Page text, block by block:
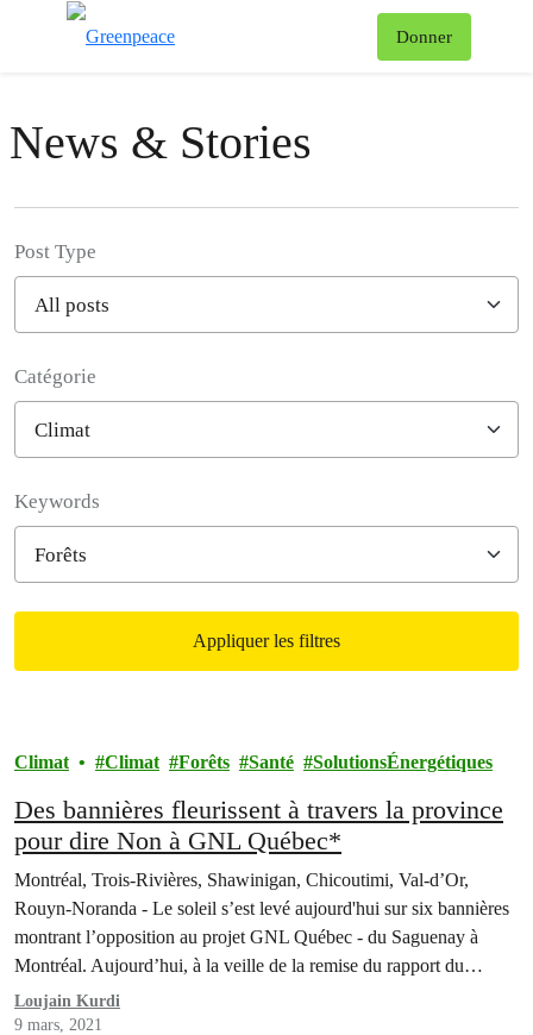
Donner
News & Stories
Post Type
Catégorie
Keywords
Appliquer les filtres
Climat Climat Forêts Santé SolutionsÉnergétiques
Des bannières fleurissent à travers la province
pour dire Non à GNL Québec*
Montréal, Trois-Rivières, Shawinigan, Chicoutimi, Val-d’Or,
Rouyn-Noranda - Le soleil s’est levé aujourd'hui sur six bannières
montrant l’opposition au projet GNL Québec - du Saguenay à
Montréal. Aujourd’hui, à la veille de la remise du rapport du
Bureau d'audiences publiques sur l'environnement (BAPE) au
gouvernement Legault, les bannières avaient un message en
Loujain Kurdi
9 mars, 2021